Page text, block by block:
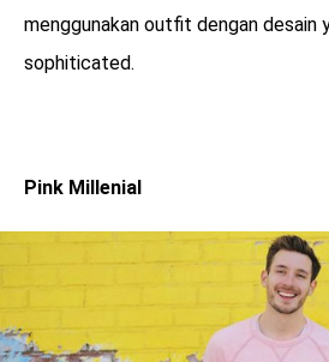
menggunakan outfit dengan desain
sophiticated.
Pink Millenial